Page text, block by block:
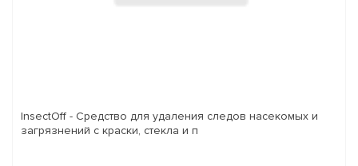
InsectOff - Средство для удаления следов насекомых и
загрязнений с краски, стекла и п